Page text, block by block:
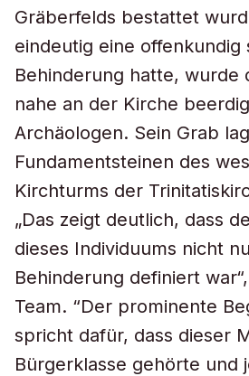
Gräberfelds bestattet
eindeutig eine offenkundig
Behinderung hatte, wurde
nahe an der Kirche
Archäologen. Sein Grab
Fundamentsteinen des
Kirchturms der
„Das zeigt deutlich, dass
dieses Individuums nicht
Behinderung definiert
Team. “Der prominente
spricht dafür, dass dieser
Bürgerklasse gehörte und